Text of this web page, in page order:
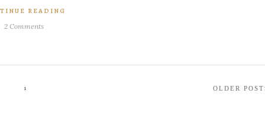
READING
2 Comments
1 OLDER